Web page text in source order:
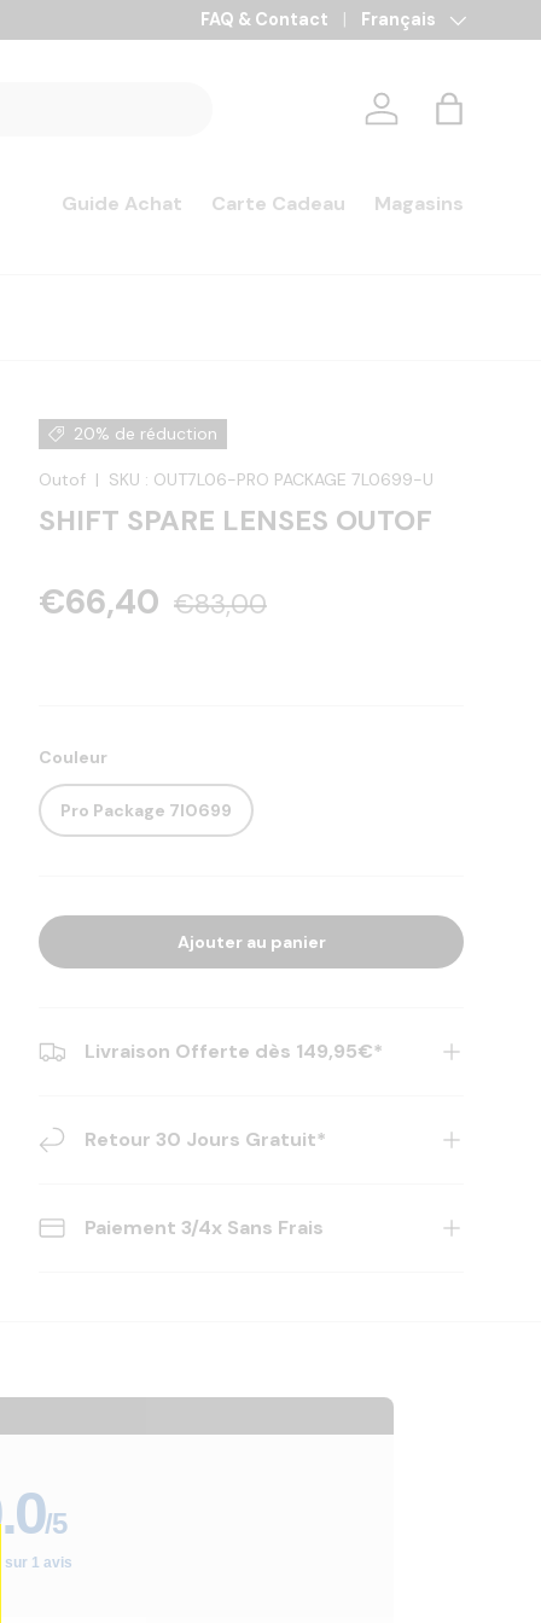
FAQ & Contact Langue
Français
Se connecter
Panier
Guide Achat Carte Cadeau Magasins
20% de réduction
Outof | SKU : OUT7L06-PRO PACKAGE 7L0699-U
SHIFT SPARE LENSES OUTOF
€66,40 €83,00
Couleur
Pro Package 7l0699
Ajouter au panier
Livraison Offerte dès 149,95€*
Retour 30 Jours Gratuit*
Paiement 3/4x Sans Frais
/5
sur 1 avis